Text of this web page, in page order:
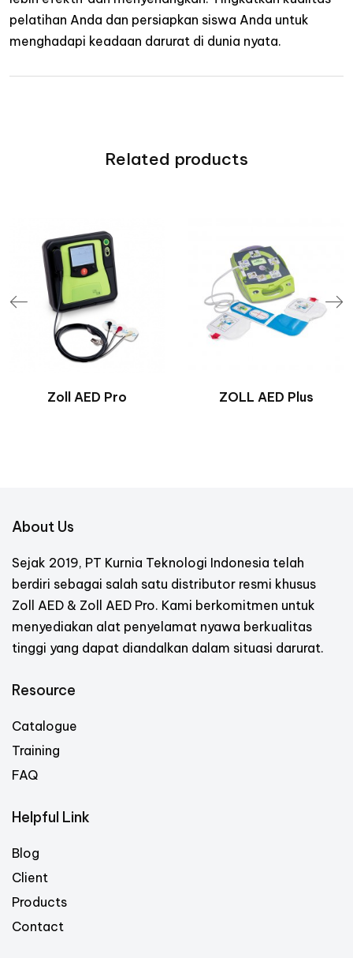
pelatihan Anda dan persiapkan siswa Anda untuk
menghadapi keadaan darurat di dunia nyata.
Related products
Zoll AED Pro ZOLL AED Plus
About Us
Sejak 2019, PT Kurnia Teknologi Indonesia telah
berdiri sebagai salah satu distributor resmi khusus
Zoll AED & Zoll AED Pro. Kami berkomitmen untuk
menyediakan alat penyelamat nyawa berkualitas
tinggi yang dapat diandalkan dalam situasi darurat.
Resource
Catalogue
Training
FAQ
Helpful Link
Blog
Client
Products
Contact